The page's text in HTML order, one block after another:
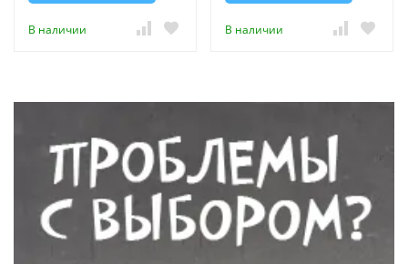
В наличии В наличии